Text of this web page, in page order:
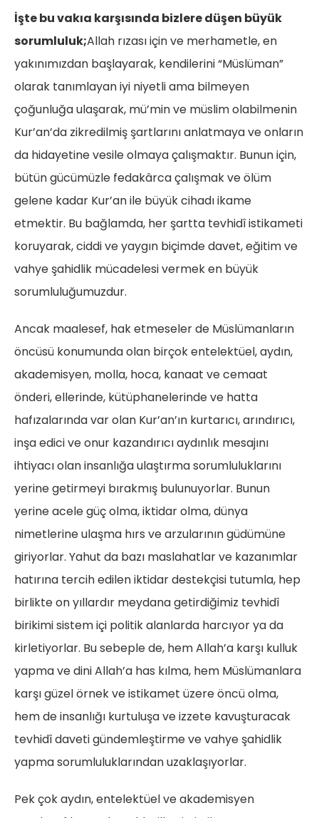
İşte bu vakıa karşısında bizlere düşen büyük
sorumluluk;Allah rızası için ve merhametle, en
yakınımızdan başlayarak, kendilerini “Müslüman”
olarak tanımlayan iyi niyetli ama bilmeyen
çoğunluğa ulaşarak, mü’min ve müslim olabilmenin
Kur’an’da zikredilmiş şartlarını anlatmaya ve onların
da hidayetine vesile olmaya çalışmaktır. Bunun için,
bütün gücümüzle fedakârca çalışmak ve ölüm
gelene kadar Kur’an ile büyük cihadı ikame
etmektir. Bu bağlamda, her şartta tevhidî istikameti
koruyarak, ciddi ve yaygın biçimde davet, eğitim ve
vahye şahidlik mücadelesi vermek en büyük
sorumluluğumuzdur.
Ancak maalesef, hak etmeseler de Müslümanların
öncüsü konumunda olan birçok entelektüel, aydın,
akademisyen, molla, hoca, kanaat ve cemaat
önderi, ellerinde, kütüphanelerinde ve hatta
hafızalarında var olan Kur’an’ın kurtarıcı, arındırıcı,
inşa edici ve onur kazandırıcı aydınlık mesajını
ihtiyacı olan insanlığa ulaştırma sorumluluklarını
yerine getirmeyi bırakmış bulunuyorlar. Bunun
yerine acele güç olma, iktidar olma, dünya
nimetlerine ulaşma hırs ve arzularının güdümüne
giriyorlar. Yahut da bazı maslahatlar ve kazanımlar
hatırına tercih edilen iktidar destekçisi tutumla, hep
birlikte on yıllardır meydana getirdiğimiz tevhidî
birikimi sistem içi politik alanlarda harcıyor ya da
kirletiyorlar. Bu sebeple de, hem Allah’a karşı kulluk
yapma ve dini Allah’a has kılma, hem Müslümanlara
karşı güzel örnek ve istikamet üzere öncü olma,
hem de insanlığı kurtuluşa ve izzete kavuşturacak
tevhidî daveti gündemleştirme ve vahye şahidlik
yapma sorumluluklarından uzaklaşıyorlar.
Pek çok aydın, entelektüel ve akademisyen